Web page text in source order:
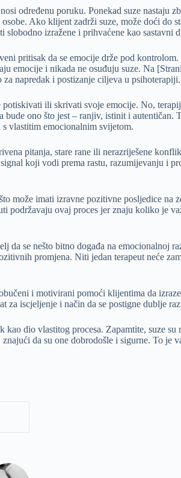
određenu poruku. Ponekad suze nastaju
Ako klijent zadrži suze, može doći do
izražene i prihvaćene kao sastavni
pritisak da se emocije drže pod
emocije i nikada ne osuđuju suze. Na
napredak i postizanje ciljeva u psihoterapiji.
ili skrivati svoje emocije. No,
ono što jest – ranjiv, istinit i autentičan.
vlastitim emocionalnim svijetom.
pitanja, stare rane ili nerazriješene
koji vodi prema rastu, razumijevanju i
može imati izravne pozitivne posljedice na
podržavaju ovaj proces jer znaju koliko je
da se nešto bitno događa na emocionalnoj
promjena. Niti jedan terapeut neće
i motivirani pomoći klijentima da
za iscjeljenje i način da se postigne dublje
dio vlastitog procesa. Zapamtite, suze
da su one dobrodošle i sigurne. To je